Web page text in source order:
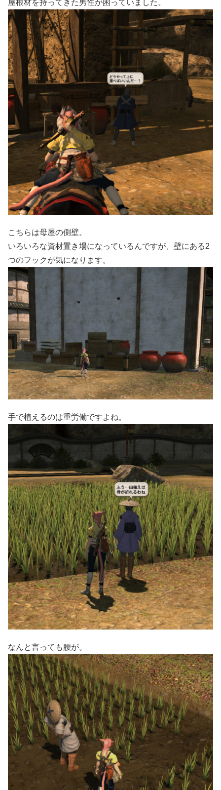
屋根材を持ってきた男性が困っていました。
こちらは母屋の側壁。
いろいろな資材置き場になっているんですが、壁にある2
つのフックが気になります。
手で植えるのは重労働ですよね。
なんと言っても腰が。